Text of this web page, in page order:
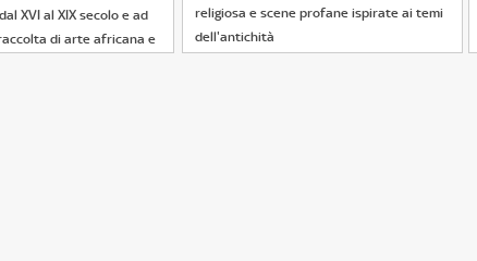
XVI al XIX secolo e ad
di arte africana e
religiosa e scene profane ispirate ai temi
dell'antichità